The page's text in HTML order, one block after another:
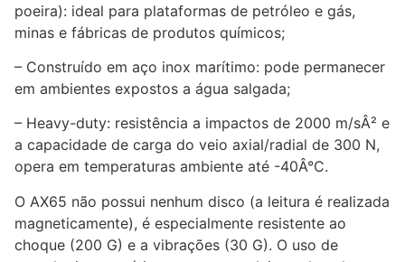
poeira): ideal para plataformas de petróleo e gás,
minas e fábricas de produtos químicos;
– Construído em aço inox marítimo: pode permanecer
em ambientes expostos a água salgada;
– Heavy-duty: resistência a impactos de 2000 m/sÂ² e
a capacidade de carga do veio axial/radial de 300 N,
opera em temperaturas ambiente até -40Â°C.
O AX65 não possui nenhum disco (a leitura é realizada
magneticamente), é especialmente resistente ao
choque (200 G) e a vibrações (30 G). O uso de